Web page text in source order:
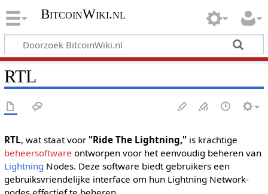
BitcoinWiki.nl
RTL
RTL, wat staat voor "Ride The Lightning,"is krachtige
beheersoftware ontworpen voor het eenvoudig beheren van
Lightning Nodes. Deze software biedt gebruikers een
gebruiksvriendelijke interface om hun Lightning Network-